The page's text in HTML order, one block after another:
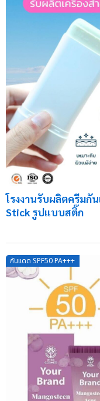
โรงงานรับผลิตครีม
Stick รูปแบบสติ๊ก
กันแดด SPF50 PA+++